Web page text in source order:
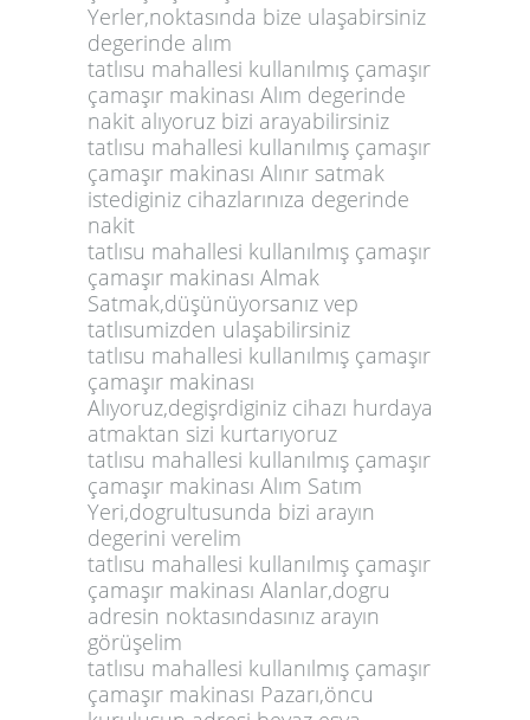
Yerler,noktasında bize ulaşabirsiniz
degerinde alım
tatlısu mahallesi kullanılmış çamaşır
çamaşır makinası Alım degerinde
nakit alıyoruz bizi arayabilirsiniz
tatlısu mahallesi kullanılmış çamaşır
çamaşır makinası Alınır satmak
istediginiz cihazlarınıza degerinde
nakit
tatlısu mahallesi kullanılmış çamaşır
çamaşır makinası Almak
Satmak,düşünüyorsanız vep
tatlısumizden ulaşabilirsiniz
tatlısu mahallesi kullanılmış çamaşır
çamaşır makinası
Alıyoruz,degişrdiginiz cihazı hurdaya
atmaktan sizi kurtarıyoruz
tatlısu mahallesi kullanılmış çamaşır
çamaşır makinası Alım Satım
Yeri,dogrultusunda bizi arayın
degerini verelim
tatlısu mahallesi kullanılmış çamaşır
çamaşır makinası Alanlar,dogru
adresin noktasındasınız arayın
görüşelim
tatlısu mahallesi kullanılmış çamaşır
çamaşır makinası Pazarı,öncu